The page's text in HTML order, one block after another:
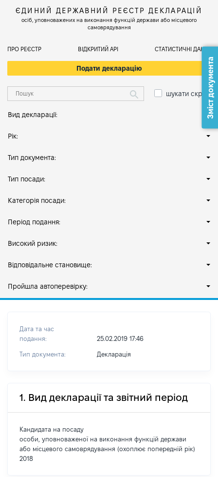
ЄДИНИЙ ДЕРЖАВНИЙ РЕЄСТР ДЕКЛАРАЦІЙ
осіб, уповноважених на виконання функцій держави або місцевого
самоврядування
ПРО РЕЄСТР ВІДКРИТИЙ АРІ СТАТИСТИЧНІ ДАНІ
Подати декларацію
шукати скрізь
Вид декларації:
Рік:
Тип документа:
Тип посади:
Категорія посади:
Період подання:
Високий ризик:
Відповідальне становище:
Пройшла автоперевірку:
Дата та час
подання:
25.02.2019 17:46
Тип документа: Декларація
1. Вид декларації та звітний період
Кандидата на посаду
особи, уповноваженої на виконання функцій держави
або місцевого самоврядування (охоплює попередній рік)
2018
Зміст документа